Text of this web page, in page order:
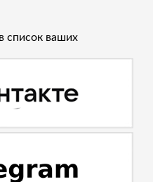
список ваших